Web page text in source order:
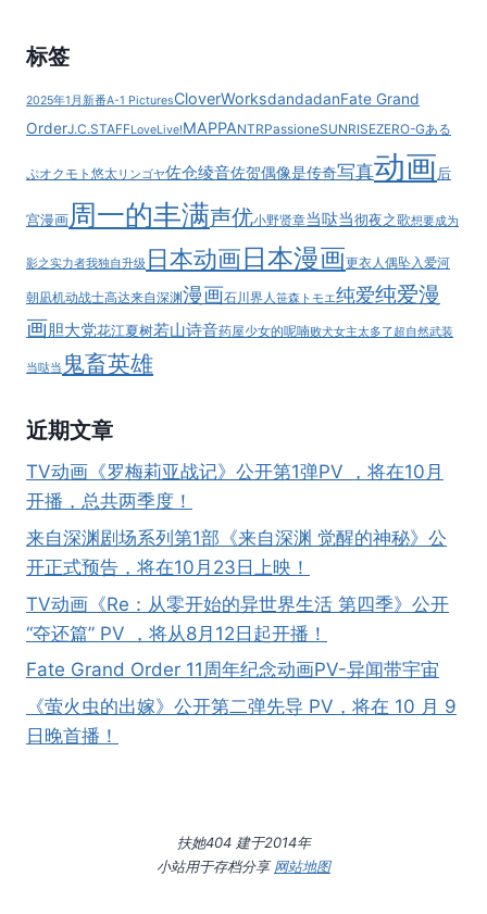
标签
2025年1月新番A-1 PicturesCloverWorksdandadanFate Grand
OrderJ.C.STAFFLoveLive!MAPPANTRPassioneSUNRISEZERO-Gある
ぷオクモト悠太リンゴヤ佐仓绫音佐贺偶像是传奇写真动画后
宫漫画周一的丰满声优小野贤章当哒当彻夜之歌想要成为
影之实力者我独自升级 日本动画日本漫画更衣人偶坠入爱河
朝凪机动战士高达来自深渊漫画石川界人笹森トモエ纯爱纯爱漫
画胆大党花江夏树若山诗音药屋少女的呢喃败犬女主太多了超自然武装
当哒当 鬼畜英雄
近期文章
TV动画《罗梅莉亚战记》公开第1弹PV ，将在10月
开播，总共两季度！
来自深渊剧场系列第1部《来自深渊 觉醒的神秘》公
开正式预告，将在10月23日上映！
TV动画《Re：从零开始的异世界生活 第四季》公开
“夺还篇” PV ，将从8月12日起开播！
Fate Grand Order 11周年纪念动画PV-异闻带宇宙
《萤火虫的出嫁》公开第二弹先导 PV，将在 10 月 9
日晚首播！
扶她404 建于2014年
小站用于存档分享网站地图